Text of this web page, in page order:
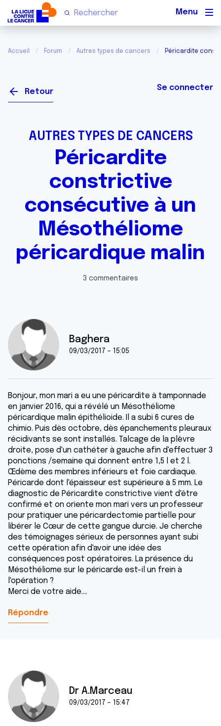
Accueil Forum Autres types de cancers Péricardite
Retour Se connecter
AUTRES TYPES DE CANCERS
Péricardite
constrictive
consécutive à un
Mésothéliome
péricardique malin
3 commentaires
Baghera
09/03/2017 - 15:05
Bonjour, mon mari a eu une péricardite à tamponnade
en janvier 2016, qui a révélé un Mésothéliome
péricardique malin épithélioide. Il a subi 6 cures de
chimio. Puis dès octobre, dès épanchements pleuraux
récidivants se sont installés. Talcage de la plèvre
droite, pose d'un cathéter à gauche afin d'effectuer 3
ponctions /semaine qui donnent entre 1,5 l et 2 l.
Œdème des membres inférieurs et foie cardiaque.
Péricarde dont l'épaisseur est supérieure à 5 mm. Le
diagnostic de Péricardite constrictive vient d'être
confirmé et on oriente mon mari vers un professeur
pour pratiquer une péricardectomie partielle pour
libérer le Cœur de cette gangue durcie. Je cherche
des témoignages sérieux de personnes ayant subi
cette opération afin d'avoir une idée des
conséquences post opératoires. La présence du
Mésothéliome sur le péricarde est-il un frein à
l'opération ?
Merci de votre aide....
Répondre
Dr A.Marceau
09/03/2017 - 15:47